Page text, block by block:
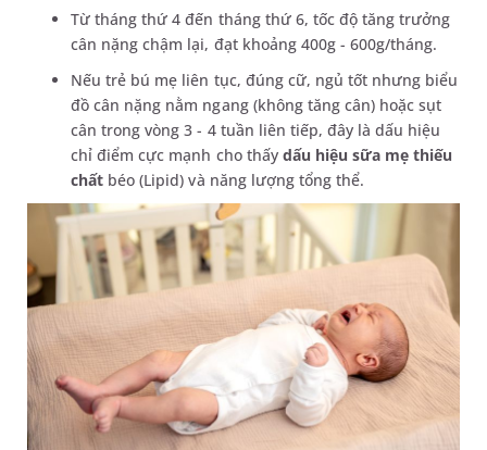
Từ tháng thứ 4 đến tháng thứ 6, tốc độ tăng trưởng
cân nặng chậm lại, đạt khoảng 400g - 600g/tháng.
Nếu trẻ bú mẹ liên tục, đúng cữ, ngủ tốt nhưng biểu
đồ cân nặng nằm ngang (không tăng cân) hoặc sụt
cân trong vòng 3 - 4 tuần liên tiếp, đây là dấu hiệu
chỉ điểm cực mạnh cho thấy dấu hiệu sữa mẹ thiếu
chất béo (Lipid) và năng lượng tổng thể.